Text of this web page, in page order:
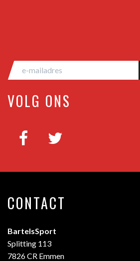
VOLG ONS
CONTACT
BartelsSport
Splitting 113
7826 CR Emmen